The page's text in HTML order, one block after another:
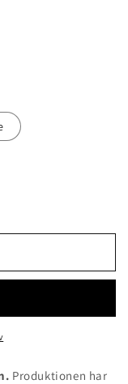
Produktionen har